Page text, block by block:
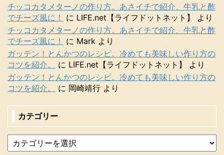
チッコカタメターノの作り方。あさイチで紹介、牛乳と酢
でチーズ風に！
に LIFE.net【ライフドットネット】
より
チッコカタメターノの作り方。あさイチで紹介、牛乳と酢
でチーズ風に！
に Mark より
ガッテン！とんかつのレシピ。冷めても美味しい作り方の
コツを紹介。
に LIFE.net【ライフドットネット】
より
ガッテン！とんかつのレシピ。冷めても美味しい作り方の
コツを紹介。
に 岡崎靖行 より
カテゴリー